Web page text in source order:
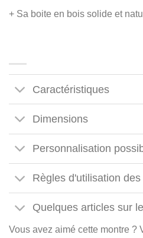
+ Sa boite en bois solide et
Caractéristiques
Dimensions
Personnalisation
Règles d'utilisation
Quelques articles sur
Vous avez aimé cette montre ?